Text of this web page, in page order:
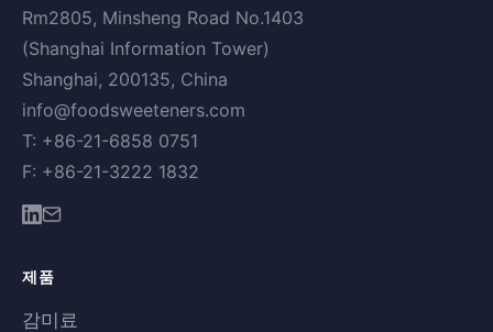
Rm2805, Minsheng Road No.1403
(Shanghai Information Tower)
Shanghai, 200135, China
info@foodsweeteners.com
T: +86-21-6858 0751
F: +86-21-3222 1832
제품
감미료